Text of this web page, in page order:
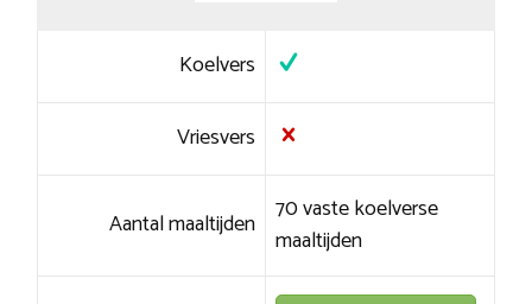
Koelvers
Vriesvers
Aantal maaltijden 70 vaste koelverse
maaltijden